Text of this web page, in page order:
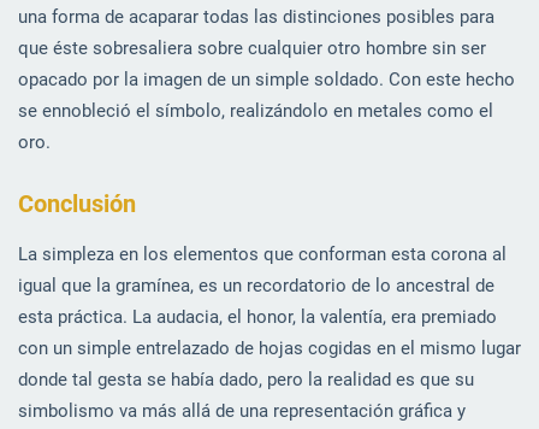
una forma de acaparar todas las distinciones posibles para
que éste sobresaliera sobre cualquier otro hombre sin ser
opacado por la imagen de un simple soldado. Con este hecho
se ennobleció el símbolo, realizándolo en metales como el
oro.
Conclusión
La simpleza en los elementos que conforman esta corona al
igual que la gramínea, es un recordatorio de lo ancestral de
esta práctica. La audacia, el honor, la valentía, era premiado
con un simple entrelazado de hojas cogidas en el mismo lugar
donde tal gesta se había dado, pero la realidad es que su
simbolismo va más allá de una representación gráfica y